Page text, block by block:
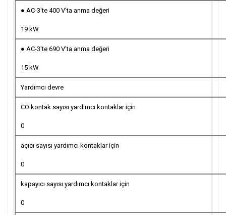
● AC-3'te 400 V'ta anma değeri
19 kW
● AC-3'te 690 V'ta anma değeri
15 kW
Yardımcı devre
CO kontak sayısı yardımcı kontaklar için
0
açıcı sayısı yardımcı kontaklar için
0
kapayıcı sayısı yardımcı kontaklar için
0